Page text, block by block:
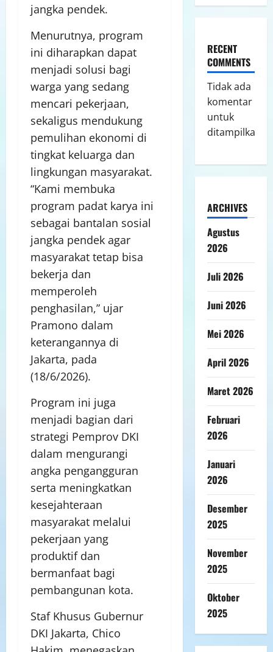
jangka pendek.
Menurutnya, program
ini diharapkan dapat
menjadi solusi bagi
warga yang sedang
mencari pekerjaan,
sekaligus mendukung
pemulihan ekonomi di
tingkat keluarga dan
lingkungan masyarakat.
“Kami membuka
program padat karya ini
sebagai bantalan sosial
jangka pendek agar
masyarakat tetap bisa
bekerja dan
memperoleh
penghasilan,” ujar
Pramono dalam
keterangannya di
Jakarta, pada
(18/6/2026).
Program ini juga
menjadi bagian dari
strategi Pemprov DKI
dalam mengurangi
angka pengangguran
serta meningkatkan
kesejahteraan
masyarakat melalui
pekerjaan yang
produktif dan
bermanfaat bagi
pembangunan kota.
Staf Khusus Gubernur
DKI Jakarta, Chico
RECENT
COMMENTS
Tidak ada
komentar
untuk
ditampilkan.
ARCHIVES
Agustus
2026
Juli 2026
Juni 2026
Mei 2026
April 2026
Maret 2026
Februari
2026
Januari
2026
Desember
2025
November
2025
Oktober
2025